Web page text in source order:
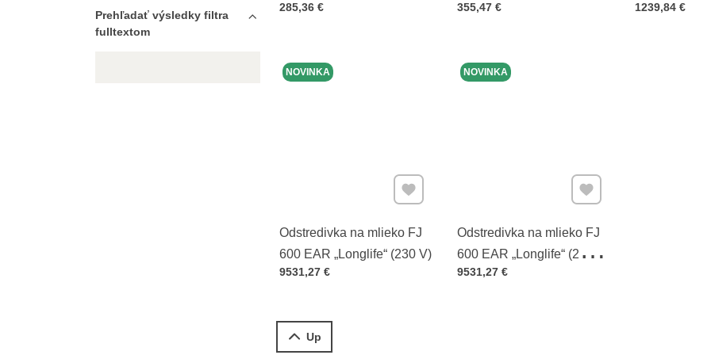
Cena s DPH
285,36 € Cena s DPH
355,47 € Cena s DPH
1239,84 €
Odstredivka na mlieko FJ
600 EAR „Longlife“ (230 V)
Cena s DPH
9531,27 €
NOVINKA
Pridať k Obľúbeným
Odstredivka na mlieko FJ
600 EAR „Longlife“ (2x115
V)
Cena s DPH
9531,27 €
NOVINKA
Pridať k Obľúbeným
Up
Prehľadať výsledky filtra
fulltextom